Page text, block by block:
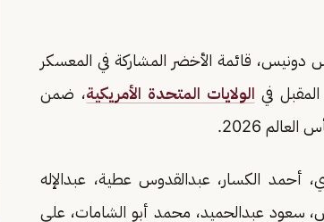
دونيس، قائمة الأخضر المشاركة في المعسكر
الولايات المتحدة الأمريكية، ضمن
2026.
أحمد الكسار، عبدالقدوس عطية، عبدالإله
سعود عبدالحميد، محمد أبو الشامات، علي